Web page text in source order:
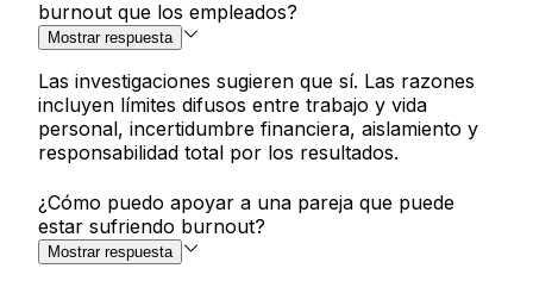
burnout que los empleados?
Mostrar respuesta
Las investigaciones sugieren que sí. Las razones
incluyen límites difusos entre trabajo y vida
personal, incertidumbre financiera, aislamiento y
responsabilidad total por los resultados.
¿Cómo puedo apoyar a una pareja que puede
estar sufriendo burnout?
Mostrar respuesta